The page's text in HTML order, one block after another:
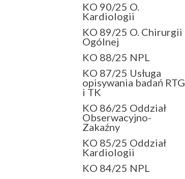
KO 90/25 O.
Kardiologii
KO 89/25 O. Chirurgii
Ogólnej
KO 88/25 NPL
KO 87/25 Usługa
opisywania badań RTG
i TK
KO 86/25 Oddział
Obserwacyjno-
Zakaźny
KO 85/25 Oddział
Kardiologii
KO 84/25 NPL